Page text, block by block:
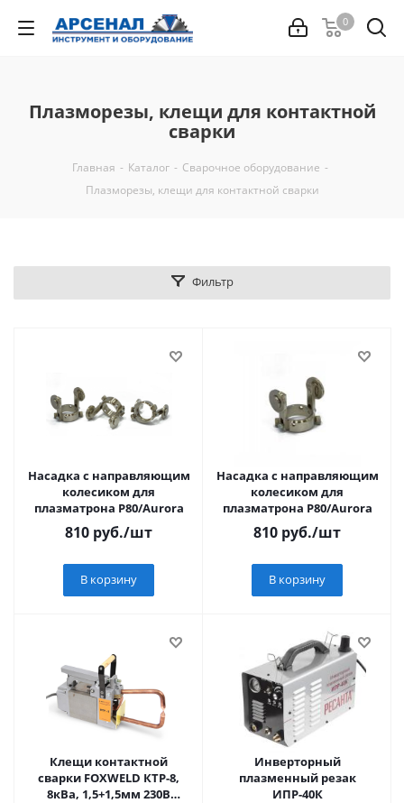
0
Плазморезы, клещи для контактной
сварки
Главная - Каталог - Сварочное оборудование -
Плазморезы, клещи для контактной сварки
Фильтр
Насадка с направляющим
колесиком для
плазматрона P80/Aurora
810 руб./шт
В корзину
Насадка с направляющим
колесиком для
плазматрона P80/Aurora
810 руб./шт
В корзину
Клещи контактной
сварки FOXWELD КТР-8,
8кВа, 1,5+1,5мм 230В
Инверторный
плазменный резак
ИПР-40К